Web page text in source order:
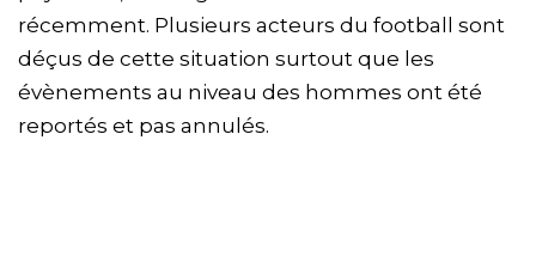
récemment. Plusieurs acteurs du football sont
déçus de cette situation surtout que les
évènements au niveau des hommes ont été
reportés et pas annulés.